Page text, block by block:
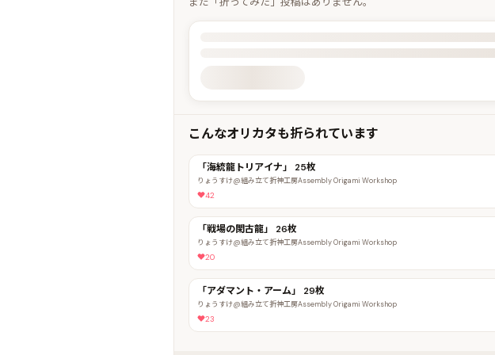
こんなオリカタも折られています
「海統龍トリアイナ」 25枚
りょうすけ@組み立て折神工房Assembly Origami Workshop
42
「戦場の閑古龍」 26枚
りょうすけ@組み立て折神工房Assembly Origami Workshop
20
「アダマント・アーム」 29枚
りょうすけ@組み立て折神工房Assembly Origami Workshop
23